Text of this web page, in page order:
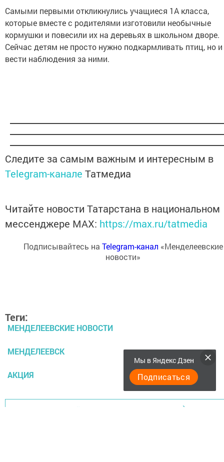
Самыми первыми откликнулись учащиеся 1А класса,
которые вместе с родителями изготовили необычные
кормушки и повесили их на деревьях в школьном дворе.
Сейчас детям не просто нужно подкармливать птиц, но и
вести наблюдения за ними.
Следите за самым важным и интересным в
Telegram-канале Татмедиа
Читайте новости Татарстана в национальном
мессенджере MАХ: https://max.ru/tatmedia
Подписывайтесь на Telegram-канал «Менделеевские
новости»
Теги:
МЕНДЕЛЕЕВСКИЕ НОВОСТИ
МЕНДЕЛЕЕВСК
АКЦИЯ
Мы в Яндекс Дзен
Подписаться